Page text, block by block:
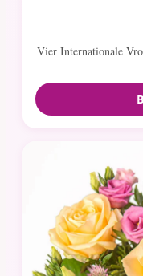
Vier Internationale